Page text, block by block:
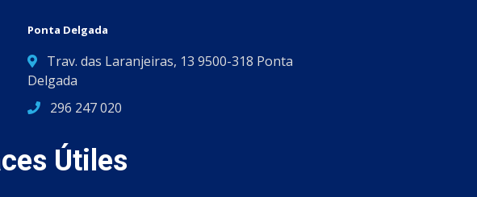
Ponta Delgada
Trav. das Laranjeiras, 13 9500-318 Ponta
Delgada
296 247 020
Útiles